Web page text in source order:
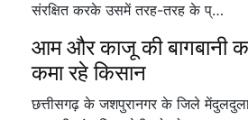
संरक्षित करके उसमें तरह-तरह के प्…
आम और काजू की बागबानी
कमा रहे किसान
छत्तीसगढ़ के जशपुरानगर के जिले